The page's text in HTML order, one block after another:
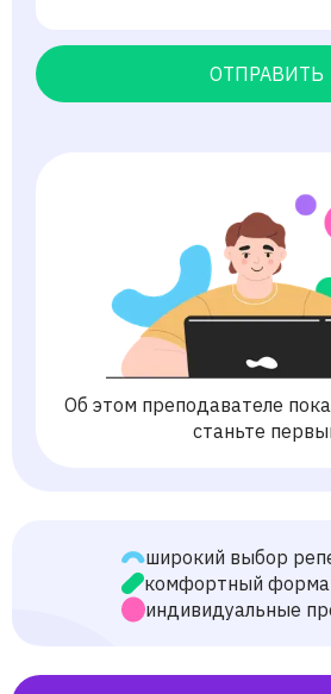
ОТПРАВИТЬ
Об этом преподавателе
станьте
широкий выбор
комфортный
индивидуальные